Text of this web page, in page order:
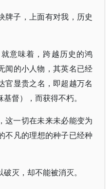
牌子，上面有对我，历史
意味着，跨越历史的鸿
的小人物，其英名已经
官显贵之名，即超越万名
督），而获得不朽。
这一切在未来未必能变为
不凡的理想的种子已经种
灭，却不能被消灭。